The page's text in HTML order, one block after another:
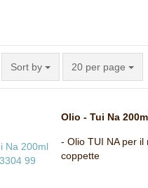
Sort by
Sort by 20 per page
per page
Olio - Tui Na
- Olio TUI NA per il
coppette